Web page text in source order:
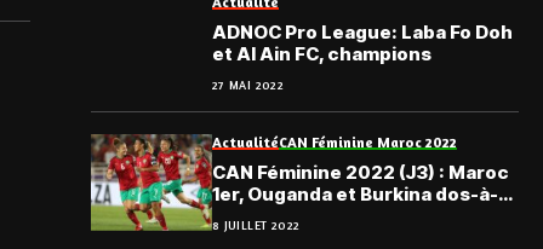
ADNOC Pro League: Laba Fo Doh
et Al Ain FC, champions
27 MAI 2022
ActualitéCAN Féminine Maroc 2022
CAN Féminine 2022 (J3) : Maroc
1er, Ouganda et Burkina dos-à-
dos
8 JUILLET 2022